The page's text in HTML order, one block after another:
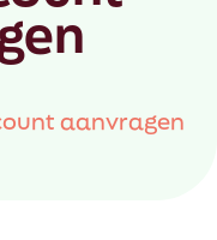
aanvragen